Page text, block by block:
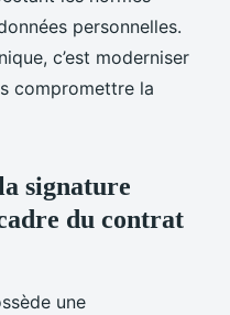
personnelles.
c’est moderniser
compromettre la
signature
du contrat
une